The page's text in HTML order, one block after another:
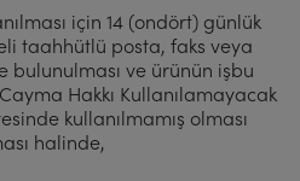
için 14 (ondört) günlük
taahhütlü posta, faks veya
bulunulması ve ürünün işbu
Hakkı Kullanılamayacak
kullanılmamış olması
halinde,